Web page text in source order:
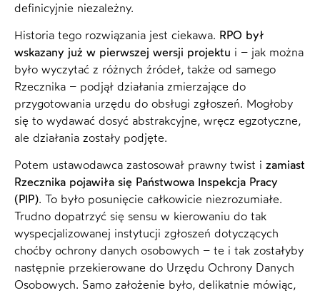
definicyjnie niezależny.
Historia tego rozwiązania jest ciekawa. RPO był
wskazany już w pierwszej wersji projektu i – jak można
było wyczytać z różnych źródeł, także od samego
Rzecznika – podjął działania zmierzające do
przygotowania urzędu do obsługi zgłoszeń. Mogłoby
się to wydawać dosyć abstrakcyjne, wręcz egzotyczne,
ale działania zostały podjęte.
Potem ustawodawca zastosował prawny twist i zamiast
Rzecznika pojawiła się Państwowa Inspekcja Pracy
(PIP). To było posunięcie całkowicie niezrozumiałe.
Trudno dopatrzyć się sensu w kierowaniu do tak
wyspecjalizowanej instytucji zgłoszeń dotyczących
choćby ochrony danych osobowych – te i tak zostałyby
następnie przekierowane do Urzędu Ochrony Danych
Osobowych. Samo założenie było, delikatnie mówiąc,